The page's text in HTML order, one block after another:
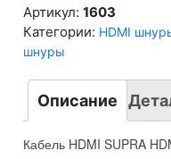
HD
A/V
2м
Артикул:1603
Категории: HDMI
шнуры
Описание
Кабель HDMI SUPRA